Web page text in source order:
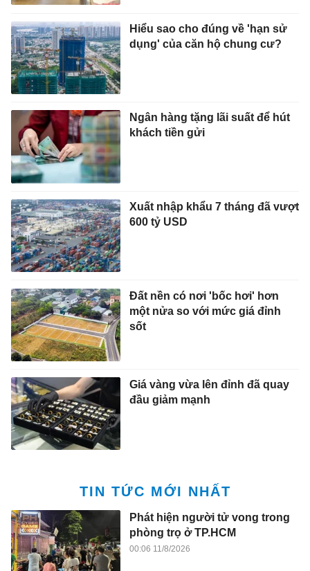
Hiểu sao cho đúng về 'hạn sử
dụng' của căn hộ chung cư?
Ngân hàng tặng lãi suất để hút
khách tiền gửi
Xuất nhập khẩu 7 tháng đã vượt
600 tỷ USD
Đất nền có nơi 'bốc hơi' hơn
một nửa so với mức giá đỉnh
sốt
Giá vàng vừa lên đỉnh đã quay
đầu giảm mạnh
TIN TỨC MỚI NHẤT
Phát hiện người tử vong trong
phòng trọ ở TP.HCM
00:06 11/8/2026